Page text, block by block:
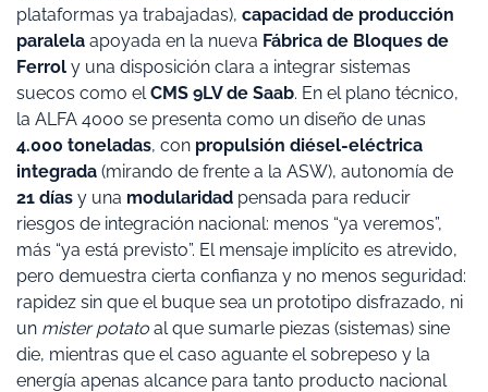
plataformas ya trabajadas), capacidad de producción
paralela apoyada en la nueva Fábrica de Bloques de
Ferrol y una disposición clara a integrar sistemas
suecos como elCMS 9LV de Saab. En el plano técnico,
la ALFA 4000 se presenta como un diseño de unas
4.000 toneladas, con propulsión diésel-eléctrica
integrada (mirando de frente a la ASW), autonomía de
21 días y una modularidad pensada para reducir
riesgos de integración nacional: menos “ya veremos”,
más “ya está previsto”. El mensaje implícito es atrevido,
pero demuestra cierta confianza y no menos seguridad:
rapidez sin que el buque sea un prototipo disfrazado, ni
un mister potato al que sumarle piezas (sistemas) sine
die, mientras que el caso aguante el sobrepeso y la
energía apenas alcance para tanto producto nacional